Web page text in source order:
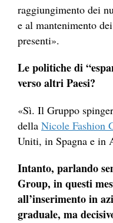
raggiungimento dei
e al mantenimento
presenti».
Le politiche di
verso altri Paesi?
«Sì. Il Gruppo
della Nicole Fashion
Uniti, in Spagna e in
Intanto, parlando
Group, in questi
all’inserimento in
graduale, ma